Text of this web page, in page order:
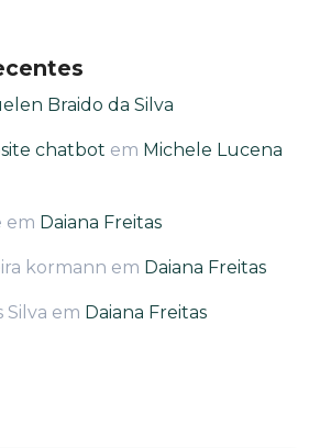
Braido da Silva
chatbot em Michele Lucena
em Daiana Freitas
kormann em Daiana Freitas
Silva em Daiana Freitas